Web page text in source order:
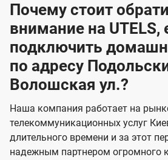
Почему стоит
внимание на UTELS,
подключить
по адресу
Волошская ул.?
Наша компания работает на
телекоммуникационных услуг
длительного времени и за этот
надежным партнером огромного